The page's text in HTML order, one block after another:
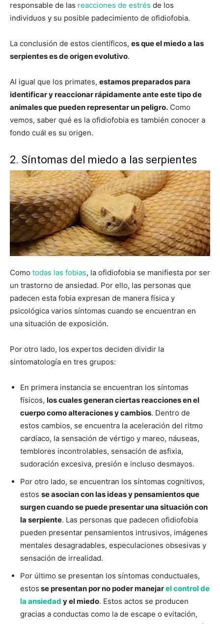
responsable de las reacciones de estrés de los
individuos y su posible padecimiento de ofidiofobia.
La conclusión de estos científicos, es que el miedo a las
serpientes es de origen evolutivo.
Al igual que los primates, estamos preparados para
identificar y reaccionar rápidamente ante este tipo de
animales que pueden representar un peligro. Como
vemos, saber qué es la ofidiofobia es también conocer a
fondo cuál es su origen.
2. Síntomas del miedo a las serpientes
Como todas las fobias, la ofidiofobia se manifiesta por ser
un trastorno de ansiedad. Por ello, las personas que
padecen esta fobia expresan de manera física y
psicológica varios síntomas cuando se encuentran en
una situación de exposición.
Por otro lado, los expertos deciden dividir la
sintomatología en tres grupos:
En primera instancia se encuentran los síntomas
físicos, los cuales generan ciertas reacciones en el
cuerpo como alteraciones y cambios. Dentro de
estos cambios, se encuentra la aceleración del ritmo
cardíaco, la sensación de vértigo y mareo, náuseas,
temblores incontrolables, sensación de asfixia,
sudoración excesiva, presión e incluso desmayos.
Por otro lado, se encuentran los síntomas cognitivos,
estos se asocian con las ideas y pensamientos que
surgen cuando se puede presentar una situación con
la serpiente. Las personas que padecen ofidiofobia
pueden presentar pensamientos intrusivos, imágenes
mentales desagradables, especulaciones obsesivas y
sensación de irrealidad.
Por último se presentan los síntomas conductuales,
estos se presentan por no poder manejarel control de
la ansiedad y el miedo. Estos actos se producen
gracias a conductas como la de escape o evitación,